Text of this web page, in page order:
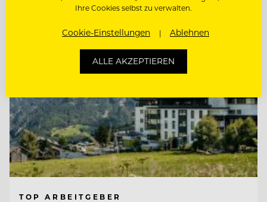
TOP ARBEITGEBER
Ihre Cookies selbst zu verwalten.
Cookie-Einstellungen Ablehnen
ALLE AKZEPTIEREN